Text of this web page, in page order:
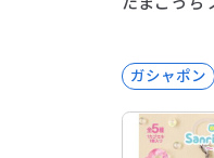
ガシャポン